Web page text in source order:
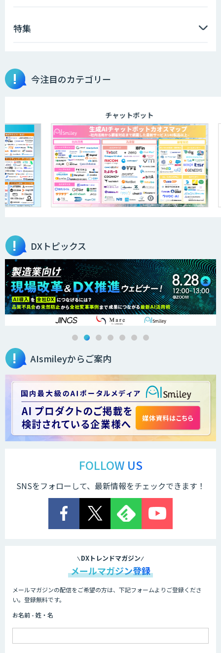
AIエンジニアアカデミー（バイブコーデ
aiDAPTIV+
ELYZA Works with KDDI
JAPAN AI KNOWLEDGE
オーダーメイドAI人材育成研修
Brain Plus for Sales
データ分析/AI開発/コンサルティング
Docify（ドシファイ）
Cogent AI Cabinet
imprai ezKotae
特集
今注目のカテゴリー
チャットボット
DXトピックス
AIsmileyからご案内
FOLLOW US
SNSをフォローして、最新情報をチェックできます！
DXトレンドマガジン
メールマガジン登録
メールマガジンの配信をご希望の方は、下記フォームよりご登録くださ
い。登録無料です。
お名前 - 姓・名